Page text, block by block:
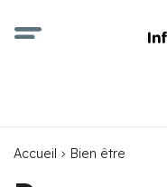
Accueil Bien être